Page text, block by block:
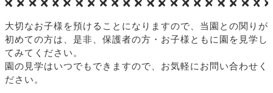
大切なお子様を預けることになりますので、当園との関りが
初めての方は、是非、保護者の方・お子様ともに園を見学し
てみてください。
園の見学はいつでもできますので、お気軽にお問い合わせく
ださい。